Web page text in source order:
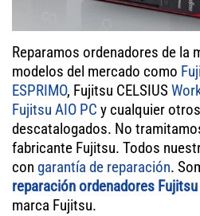
Reparamos ordenadores de la
modelos del mercado como
ESPRIMO, Fujitsu CELSIUS
Fujitsu AIO PC y cualquier
descatalogados. No
fabricante Fujitsu. Todos
con garantía de reparación.
reparación ordenadores Fujitsu
marca Fujitsu.